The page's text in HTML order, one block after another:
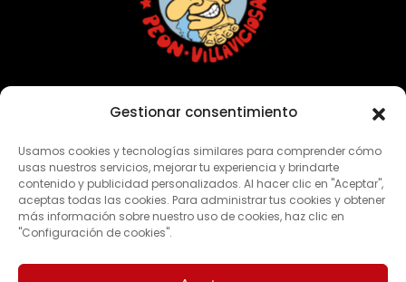
Gestionar consentimiento
Usamos cookies y tecnologías similares para comprender cómo
usas nuestros servicios, mejorar tu experiencia y brindarte
contenido y publicidad personalizados. Al hacer clic en "Aceptar",
aceptas todas las cookies. Para administrar tus cookies y obtener
más información sobre nuestro uso de cookies, haz clic en
"Configuración de cookies".
Con vosotros desde 1949
CONTACTO
Dirección:Casa Moria N°1 – 33314 Peón, Villaviciosa
Teléfono:985 89 41 18 | 629 81 64 66